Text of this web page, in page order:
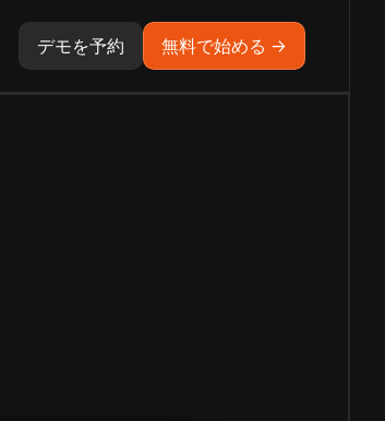
デモを予約 無料で始める →